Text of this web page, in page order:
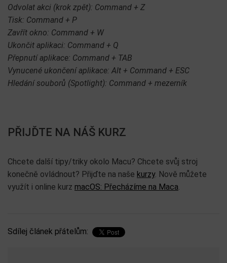
Odvolat akci (krok zpět): Command + Z
Tisk: Command + P
Zavřít okno: Command + W
Ukončit aplikaci: Command + Q
Přepnutí aplikace: Command + TAB
Vynucené ukončení aplikace: Alt + Command + ESC
Hledání souborů (Spotlight): Command + mezerník
PŘIJĎTE NA NÁŠ KURZ
Chcete další tipy/triky okolo Macu? Chcete svůj stroj
konečně ovládnout? Přijďte na naše kurzy. Nově můžete
využít i online kurz macOS: Přecházíme na Maca.
Sdílej článek přátelům: